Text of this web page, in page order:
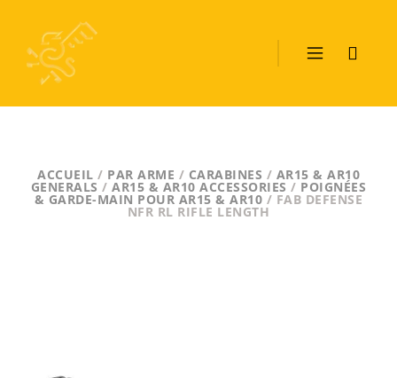
ACCUEIL / PAR ARME / CARABINES / AR15 & AR10
GENERALS /AR15 & AR10 ACCESSORIES / POIGNÉES
& GARDE-MAIN POUR AR15 & AR10 / FAB DEFENSE
NFR RL RIFLE LENGTH